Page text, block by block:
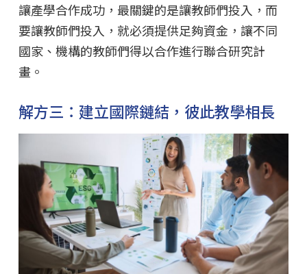
讓產學合作成功，最關鍵的是讓教師們投入，而
要讓教師們投入，就必須提供足夠資金，讓不同
國家、機構的教師們得以合作進行聯合研究計
畫。
解方三：建立國際鏈結，彼此教學相長